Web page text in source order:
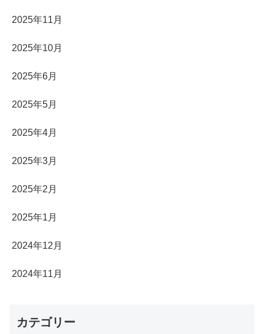
2025年11月
2025年10月
2025年6月
2025年5月
2025年4月
2025年3月
2025年2月
2025年1月
2024年12月
2024年11月
カテゴリー